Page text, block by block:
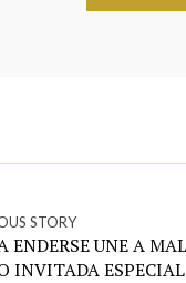
STORY
ENDERSE UNE A
INVITADA ESPECIAL